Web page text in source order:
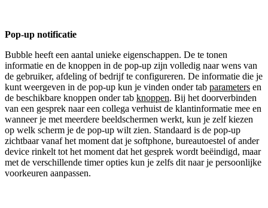
Pop-up notificatie
Bubble heeft een aantal unieke eigenschappen. De te tonen
informatie en de knoppen in de pop-up zijn volledig naar wens van
de gebruiker, afdeling of bedrijf te configureren. De informatie die je
kunt weergeven in de pop-up kun je vinden onder tab parameters en
de beschikbare knoppen onder tab knoppen. Bij het doorverbinden
van een gesprek naar een collega verhuist de klantinformatie mee en
wanneer je met meerdere beeldschermen werkt, kun je zelf kiezen
op welk scherm je de pop-up wilt zien. Standaard is de pop-up
zichtbaar vanaf het moment dat je softphone, bureautoestel of ander
device rinkelt tot het moment dat het gesprek wordt beëindigd, maar
met de verschillende timer opties kun je zelfs dit naar je persoonlijke
voorkeuren aanpassen.